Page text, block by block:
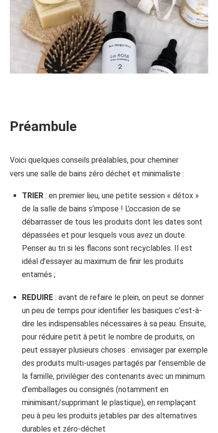
Préambule
Voici quelques conseils préalables, pour cheminer
vers une salle de bains zéro déchet et minimaliste :
TRIER : en premier lieu, une petite session « détox »
de la salle de bains s’impose ! L’occasion de se
débarrasser de tous les produits dont les dates sont
dépassées et pour lesquels vous avez un doute.
Penser au tri si les flacons sont recyclables. Il est
idéal d’essayer au maximum de finir les produits
entamés ;
REDUIRE : avant de refaire le plein, on peut se donner
un peu de temps pour identifier les basiques c’est-à-
dire les indispensables nécessaires à sa peau. Ensuite,
pour réduire petit à petit le nombre de produits, on
peut essayer plusieurs choses : envisager par exemple
des produits multi-usages partagés par l’ensemble de
la famille, privilégier des contenants avec un minimum
d’emballages ou consignés (notamment en
minimisant/supprimant le plastique), en remplaçant
peu à peu les produits jetables par des alternatives
durables et zéro-déchet